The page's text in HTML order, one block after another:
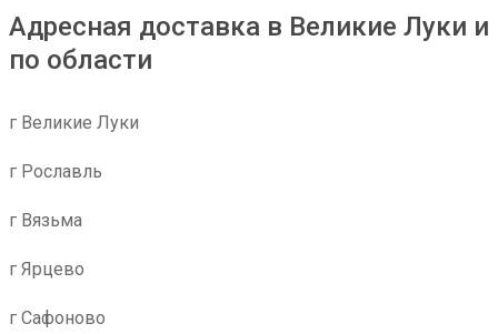
Адресная доставка в Великие Луки и
по области
г Великие Луки
г Рославль
г Вязьма
г Ярцево
г Сафоново